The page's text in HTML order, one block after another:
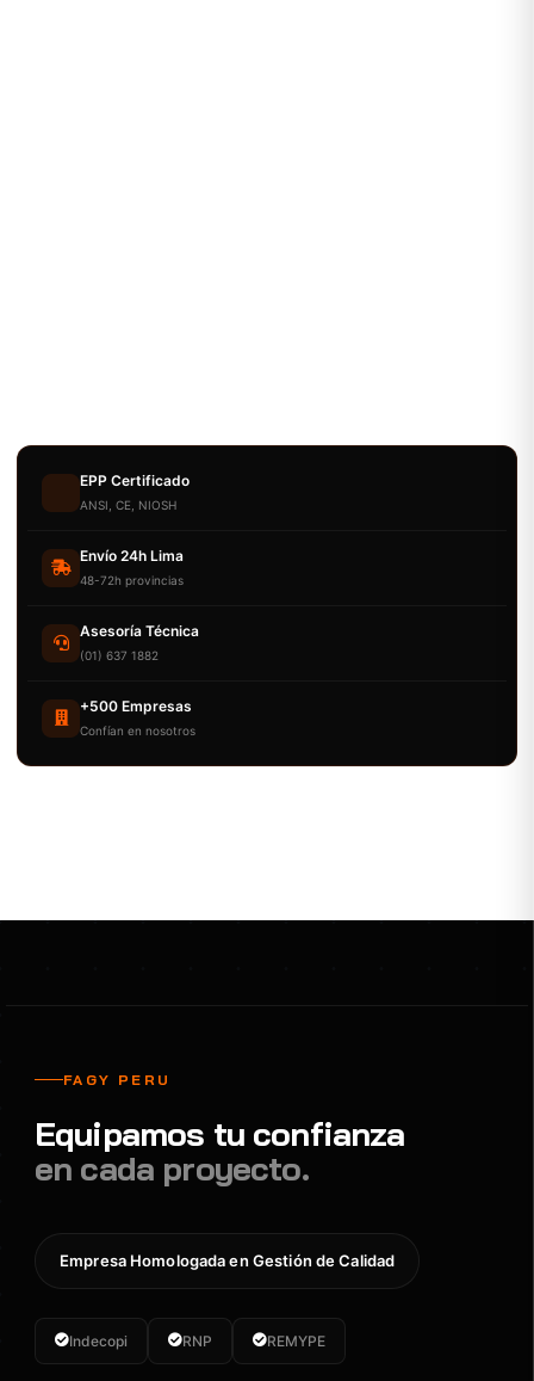
EPP Certificado
ANSI, CE, NIOSH
Envío 24h Lima
48-72h provincias
Asesoría Técnica
(01) 637 1882
+500 Empresas
Confían en nosotros
FAGY PERU
Equipamos tu confianza
en cada proyecto.
Empresa Homologada en Gestión de Calidad
Indecopi RNP REMYPE